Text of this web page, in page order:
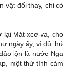
vật đổi thay, chỉ có
lại Mát-xcơ-va, cho
ngày ấy, vì đủ thứ
lộn là nước Nga
một thứ tình cảm